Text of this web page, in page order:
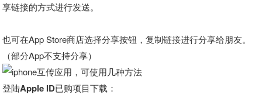
享链接的方式进行发送。
也可在App Store商店选择分享按钮，复制链接进行分享给朋友。
（部分App不支持分享）
登陆Apple ID已购项目下载：